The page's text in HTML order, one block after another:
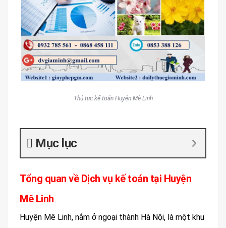
Thủ tục kế toán Huyện Mê Linh
Mục lục
Tổng quan về Dịch vụ kế toán tại Huyện
Mê Linh
Huyện Mê Linh, nằm ở ngoại thành Hà Nội, là một khu